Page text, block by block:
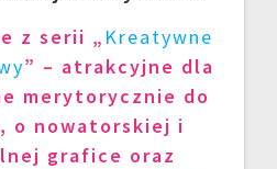
z serii „ Kreatywne
” – atrakcyjne dla
merytorycznie do
o nowatorskiej i
grafice oraz